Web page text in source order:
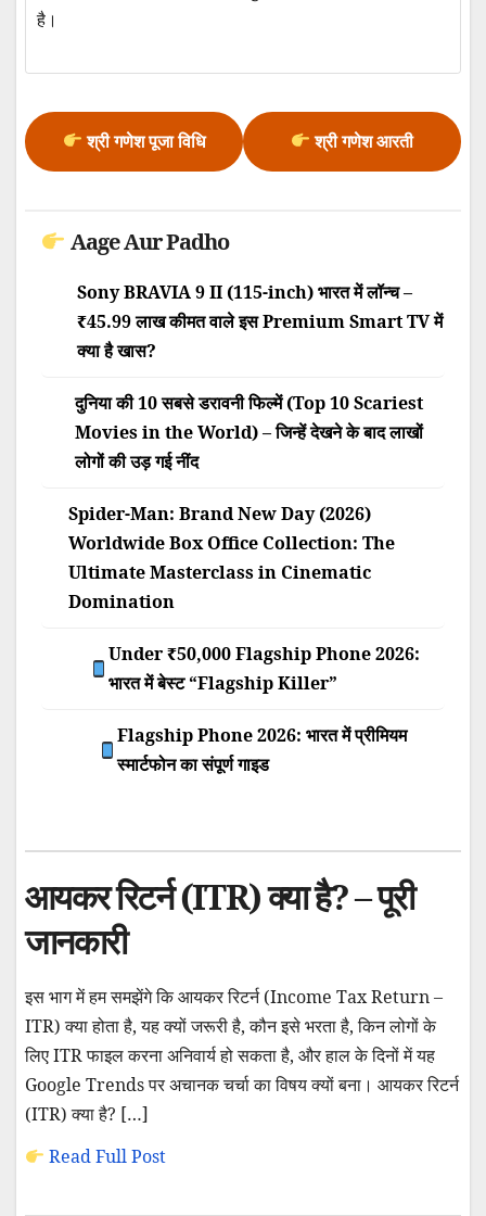
है।
श्री गणेश पूजा विधि श्री गणेश आरती
Aage Aur Padho
Sony BRAVIA 9 II (115-inch) भारत में लॉन्च –
₹45.99 लाख कीमत वाले इस Premium Smart TV में
क्या है खास?
दुनिया की 10 सबसे डरावनी फिल्में (Top 10 Scariest
Movies in the World) – जिन्हें देखने के बाद लाखों
लोगों की उड़ गई नींद
Spider-Man: Brand New Day (2026)
Worldwide Box Office Collection: The
Ultimate Masterclass in Cinematic
Domination
Under ₹50,000 Flagship Phone 2026:
भारत में बेस्ट “Flagship Killer”
Flagship Phone 2026: भारत में प्रीमियम
स्मार्टफोन का संपूर्ण गाइड
आयकर रिटर्न (ITR) क्या है? – पूरी
जानकारी
इस भाग में हम समझेंगे कि आयकर रिटर्न (Income Tax Return –
ITR) क्या होता है, यह क्यों जरूरी है, कौन इसे भरता है, किन लोगों के
लिए ITR फाइल करना अनिवार्य हो सकता है, और हाल के दिनों में यह
Google Trends पर अचानक चर्चा का विषय क्यों बना। आयकर रिटर्न
(ITR) क्या है? […]
Read Full Post